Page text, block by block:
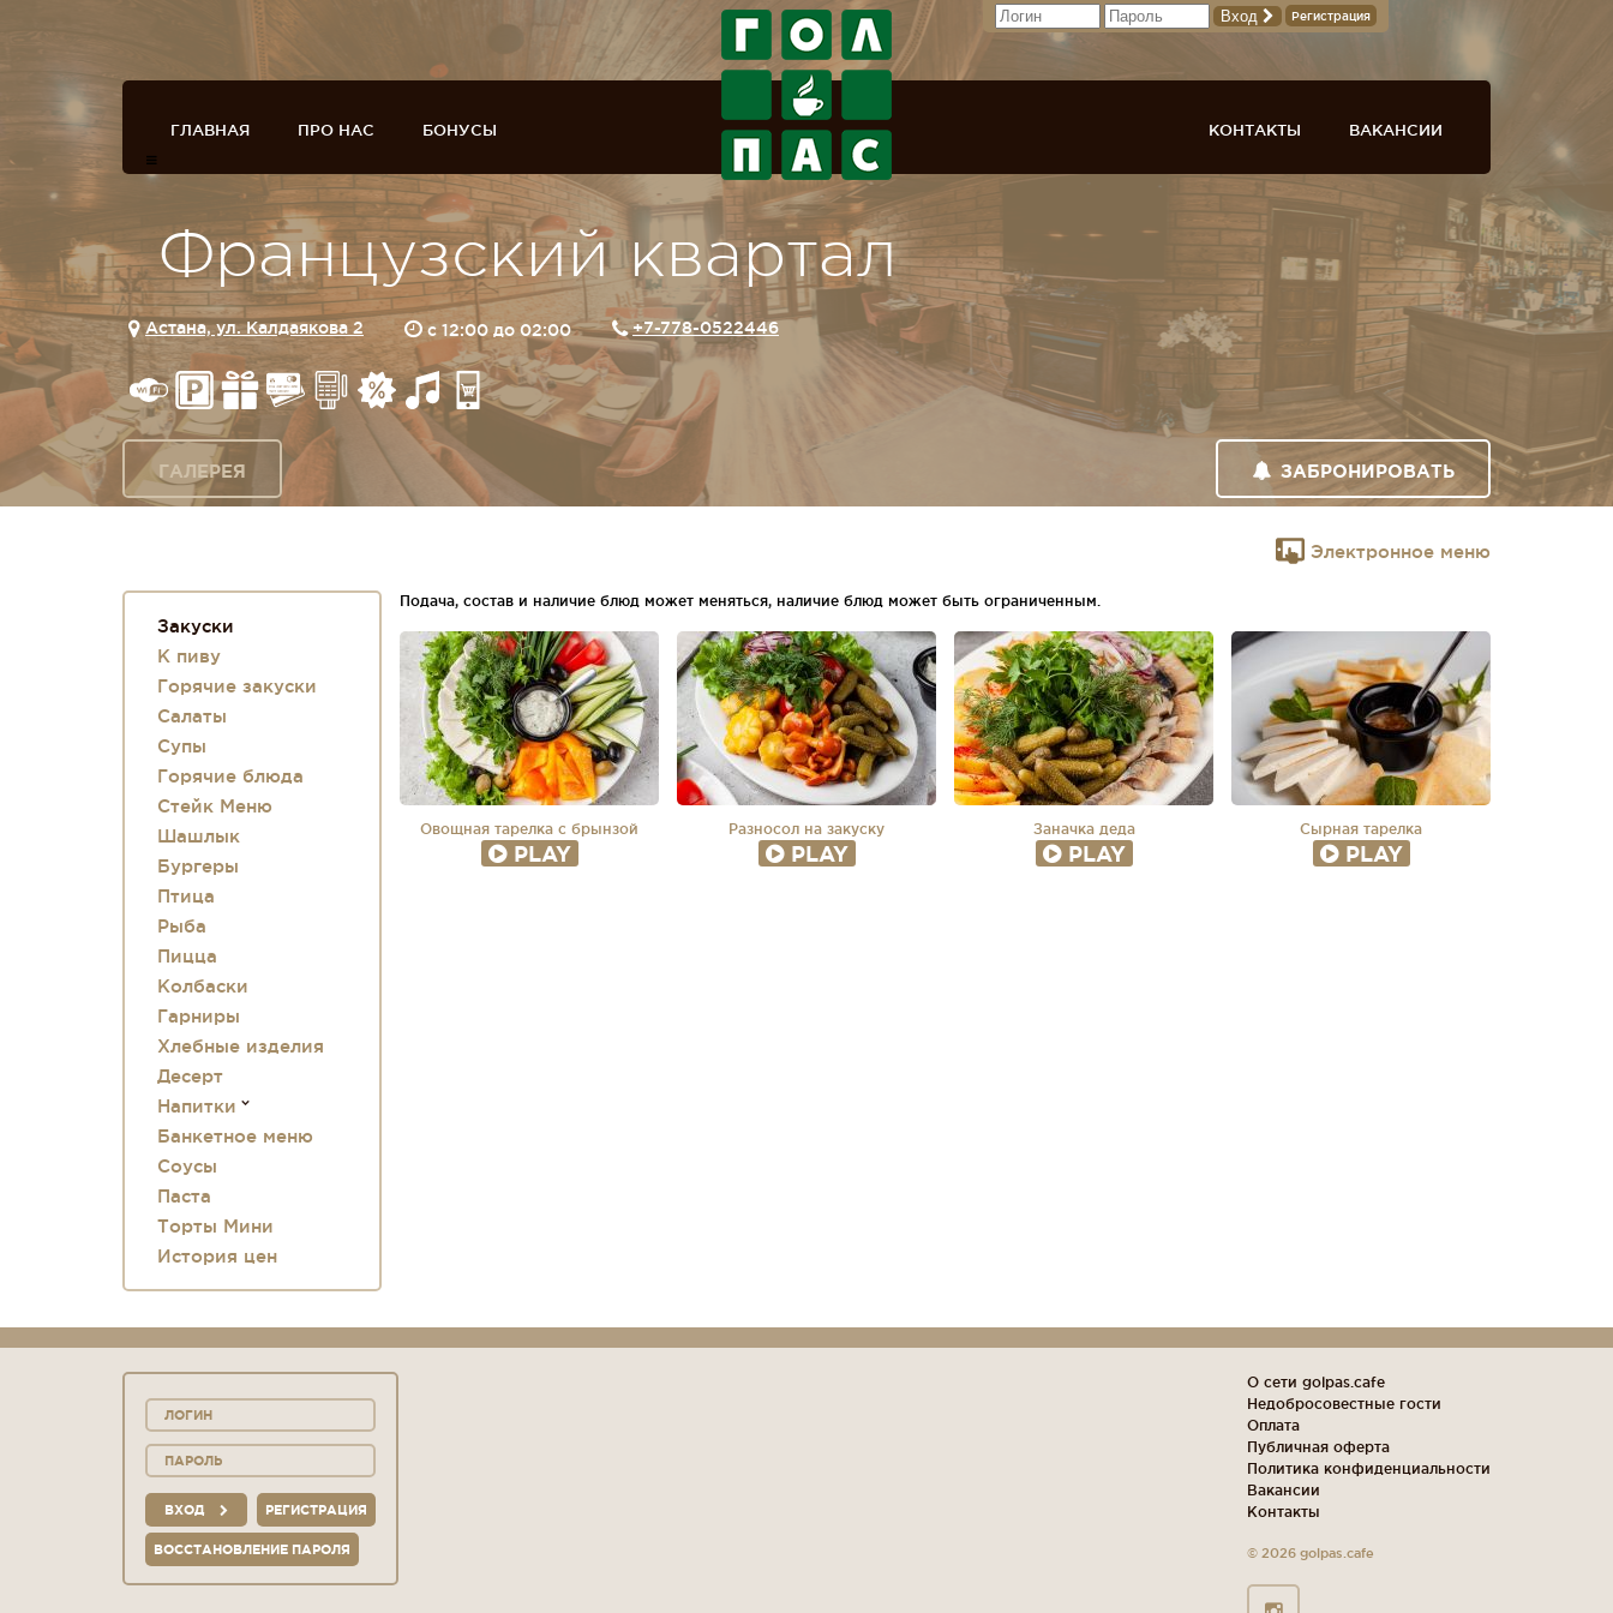
Вход Регистрация
ГЛАВНАЯ ПРО НАС БОНУСЫ ВАКАНСИИ
КОНТАКТЫ
Французский квартал
Астана, ул. Калдаякова 2 c 12:00 до 02:00 +7-778-0522446
ГАЛЕРЕЯ ЗАБРОНИРОВАТЬ
Электронное меню
Закуски
К пиву
Горячие закуски
Салаты
Супы
Горячие блюда
Стейк Меню
Шашлык
Бургеры
Птица
Рыба
Пицца
Колбаски
Гарниры
Хлебные изделия
Десерт
Напитки
Банкетное меню
Соусы
Паста
Торты Мини
История цен
Подача, состав и наличие блюд может меняться, наличие блюд может быть ограниченным.
Овощная тарелка с брынзой
PLAY
Разносол на закуску
PLAY
Заначка деда
PLAY
Сырная тарелка
PLAY
ВХОД РЕГИСТРАЦИЯ
ВОССТАНОВЛЕНИЕ ПАРОЛЯ
О сети golpas.cafe
Недобросовестные гости
Оплата
Публичная оферта
Политика конфиденциальности
Вакансии
Контакты
© 2026 golpas.cafe